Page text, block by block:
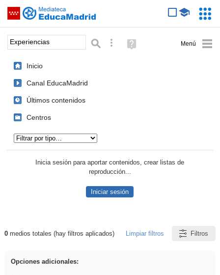
Saltar navegación
Palabra o frase: Búsqueda avanzada
Ayuda
(en
Inicio
Canal EducaMadrid
Últimos contenidos
Centros
Inicia sesión para aportar contenidos, crear listas de
reproducción...
Iniciar sesión
Resultados de: Experiencias
0medios totales (hay filtros aplicados) Limpiar filtros Filtros
Opciones adicionales: